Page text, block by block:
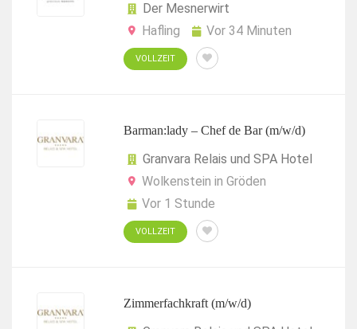
Der Mesnerwirt
Hafling
Vor 34 Minuten
VOLLZEIT
Barman:lady – Chef de Bar (m/w/d)
Granvara Relais und SPA Hotel
Wolkenstein in Gröden
Vor 1 Stunde
VOLLZEIT
Zimmerfachkraft (m/w/d)